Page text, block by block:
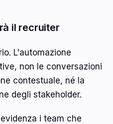
il recruiter
L'automazione
non le conversazioni
contestuale, né la
degli stakeholder.
i team che